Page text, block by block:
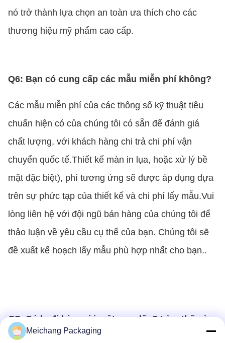
nó trở thành lựa chọn an toàn ưa thích cho các
thương hiệu mỹ phẩm cao cấp.
Q6: Bạn có cung cấp các mẫu miễn phí không?
Các mẫu miễn phí của các thông số kỹ thuật tiêu
chuẩn hiện có của chúng tôi có sẵn để đánh giá
chất lượng, với khách hàng chi trả chi phí vận
chuyển quốc tế.Thiết kế màn in lụa, hoặc xử lý bề
mặt đặc biệt), phí tương ứng sẽ được áp dụng dựa
trên sự phức tạp của thiết kế và chi phí lấy mẫu.Vui
lòng liên hệ với đội ngũ bán hàng của chúng tôi để
thảo luận về yêu cầu cụ thể của bạn. Chúng tôi sẽ
đề xuất kế hoạch lấy mẫu phù hợp nhất cho bạn..
Q7: Có lọ đi kèm với một con dấu? Làm thế nào
là hiệu suất chống rò rỉ của nó?
Meichang Packaging